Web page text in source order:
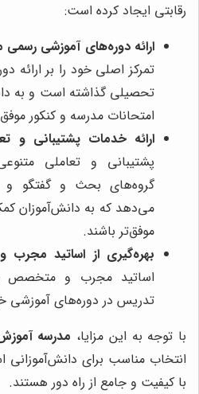
رقابتی ایجاد کرده است:
ارائه دوره‌های آموزشی
تمرکز اصلی خود را بر
تحصیلی گذاشته است و به
امتحانات مدرسه و کنکور
ارائه خدمات پشتیبانی و
پشتیبانی و تعاملی
گروه‌های بحث و گفتگو و
می‌دهد که به دانش‌آموزان
موفق‌تر باشند.
بهره‌گیری از اساتید
اساتید مجرب و متخصص
تدریس در دوره‌های آموزشی
با توجه به این مزایا، مدرسه آموزش
انتخاب مناسب برای
با کیفیت و جامع از راه دور هستند.